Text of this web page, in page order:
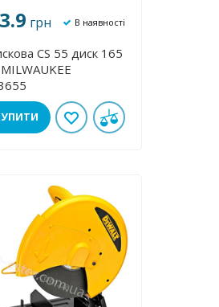
грн В наявності
CS 55 диск 165